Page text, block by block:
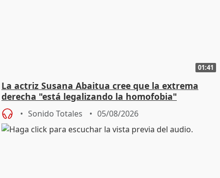
01:41
La actriz Susana Abaitua cree que la extrema
derecha "está legalizando la homofobia"
Sonido Totales 05/08/2026